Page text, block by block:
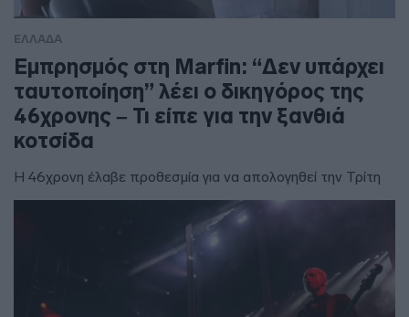
ΕΛΛΑΔΑ
Εμπρησμός στη Marfin: “Δεν υπάρχει
ταυτοποίηση” λέει ο δικηγόρος της
46χρονης – Τι είπε για την ξανθιά
κοτσίδα
Η 46χρονη έλαβε προθεσμία για να απολογηθεί την Τρίτη